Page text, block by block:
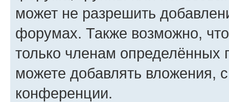
может не разрешить
форумах. Также возможно,
только членам определённых
можете добавлять вложения,
конференции.